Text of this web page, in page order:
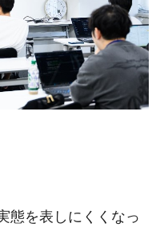
態を表しにくくなっ